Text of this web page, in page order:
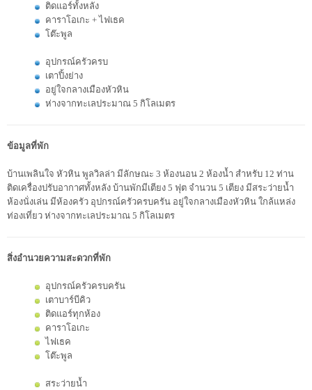
ติดแอร์ทั้งหลัง
คาราโอเกะ + ไฟเธค
โต๊ะพูล
อุปกรณ์ครัวครบ
เตาปิ้งย่าง
อยู่ใจกลางเมืองหัวหิน
ห่างจากทะเลประมาณ 5 กิโลเมตร
ข้อมูลที่พัก
บ้านเพลินใจ หัวหิน พูลวิลล่า มีลักษณะ 3 ห้องนอน 2 ห้องน้ำ สำหรับ 12 ท่าน
ติดเครื่องปรับอากาศทั้งหลัง บ้านพักมีเตียง 5 ฟุต จำนวน 5 เตียง มีสระว่ายน้ำ
ห้องนั่งเล่น มีห้องครัว อุปกรณ์ครัวครบครัน อยู่ใจกลางเมืองหัวหิน ใกล้แหล่ง
ท่องเที่ยว ห่างจากทะเลประมาณ 5 กิโลเมตร
สิ่งอำนวยความสะดวกที่พัก
อุปกรณ์ครัวครบครัน
เตาบาร์บีคิว
ติดแอร์ทุกห้อง
คาราโอเกะ
ไฟเธค
โต๊ะพูล
สระว่ายน้ำ